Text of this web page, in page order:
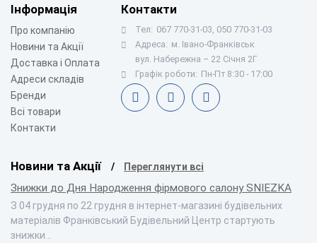
Інформація
Про компанію
Новини та Акції
Доставка і Оплата
Адреси складів
Бренди
Всі товари
Контакти
Контакти
Тел: 067 770-31-03, 050 770-31-03
Адреса: м. Івано-Франківськ
вул. Набережна – 22 Січня 2Г
Графік роботи: Пн-Пт 8:30 - 17:00
Новини та Акції Переглянути всі
Знижки до Дня Народження фірмового салону SNIEZKA
З 04 грудня по 22 грудня в інтернет-магазині будівельних
матеріалів Франківський Будівельний Центр стартують
знижки…